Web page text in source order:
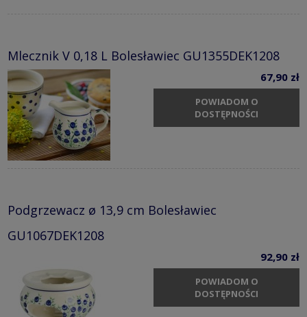
Mlecznik V 0,18 L Bolesławiec GU1355DEK1208
67,90 zł
POWIADOM O
DOSTĘPNOŚCI
Podgrzewacz ø 13,9 cm Bolesławiec
GU1067DEK1208
92,90 zł
POWIADOM O
DOSTĘPNOŚCI